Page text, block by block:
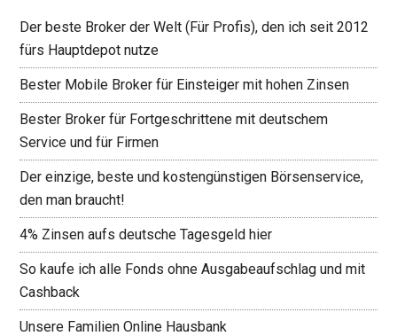
Der beste Broker der Welt (Für Profis), den ich seit 2012
fürs Hauptdepot nutze
Bester Mobile Broker für Einsteiger mit hohen Zinsen
Bester Broker für Fortgeschrittene mit deutschem
Service und für Firmen
Der einzige, beste und kostengünstigen Börsenservice,
den man braucht!
4% Zinsen aufs deutsche Tagesgeld hier
So kaufe ich alle Fonds ohne Ausgabeaufschlag und mit
Cashback
Unsere Familien Online Hausbank